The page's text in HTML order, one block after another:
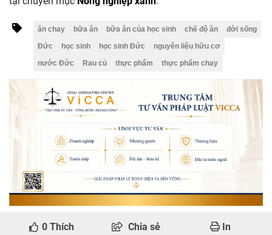
ăn chay bữa ăn bữa ăn của học sinh chế độ ăn
đời sống
Đức
học sinh học sinh Đức
nguyên liệu hữu cơ
nước Đức
Rau củ thực phẩm thực phẩm chay
0 Thích Chia sẻ In